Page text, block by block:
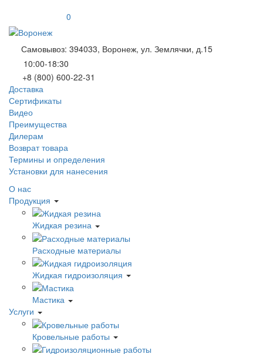
0
Самовывоз: 394033, Воронеж, ул. Землячки, д.15
10:00-18:30
+8 (800) 600-22-31
Доставка
Сертификаты
Видео
Преимущества
Дилерам
Возврат товара
Термины и определения
Установки для нанесения
О нас
Продукция
Жидкая резина
Расходные материалы
Жидкая гидроизоляция
Мастика
Услуги
Кровельные работы